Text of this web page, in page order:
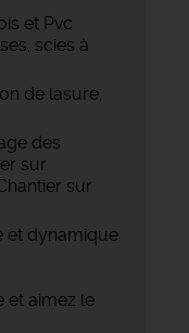
et Pvc
scies à
de lasure,
des
sur
sur
et dynamique
et aimez le